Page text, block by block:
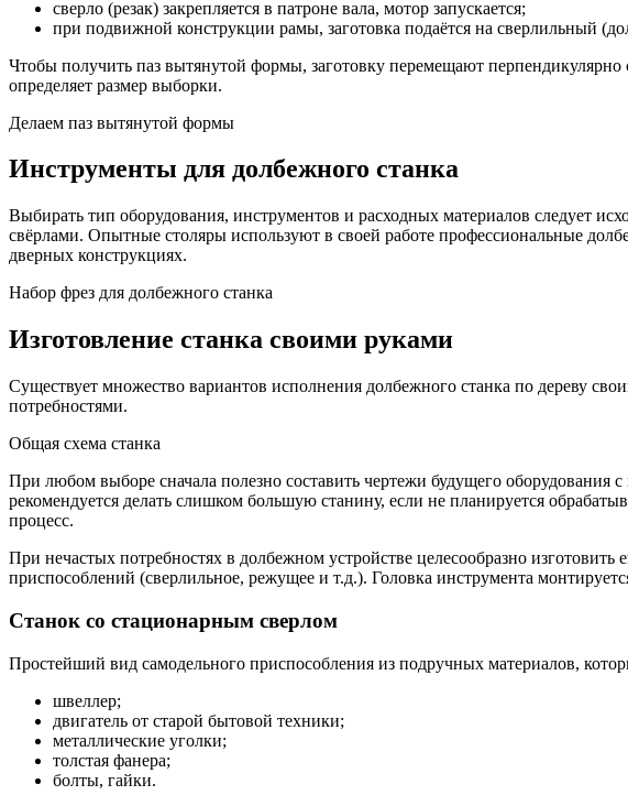
сверло (резак) закрепляется в патроне вала, мотор запускается;
при подвижной конструкции рамы, заготовка подаётся на сверлильный
Чтобы получить паз вытянутой формы, заготовку перемещают
определяет размер выборки.
Делаем паз вытянутой формы
Инструменты для долбежного станка
Выбирать тип оборудования, инструментов и расходных материалов следует
свёрлами. Опытные столяры используют в своей работе профессиональные
дверных конструкциях.
Набор фрез для долбежного станка
Изготовление станка своими руками
Существует множество вариантов исполнения долбежного станка по дереву
потребностями.
Общая схема станка
При любом выборе сначала полезно составить чертежи будущего
рекомендуется делать слишком большую станину, если не планируется
процесс.
При нечастых потребностях в долбежном устройстве целесообразно
приспособлений (сверлильное, режущее и т.д.). Головка инструмента
Станок со стационарным сверлом
Простейший вид самодельного приспособления из подручных материалов,
швеллер;
двигатель от старой бытовой техники;
металлические уголки;
толстая фанера;
болты, гайки.